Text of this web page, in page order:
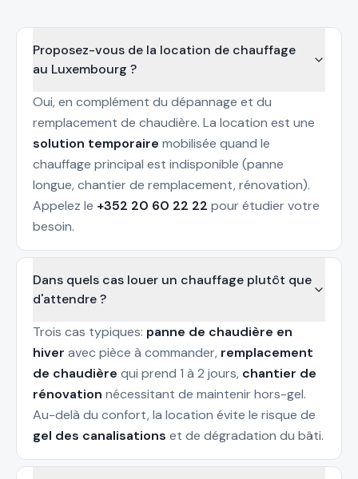
Proposez-vous de la location de chauffage
au Luxembourg ?
Oui, en complément du dépannage et du
remplacement de chaudière. La location est une
solution temporaire mobilisée quand le
chauffage principal est indisponible (panne
longue, chantier de remplacement, rénovation).
Appelez le +352 20 60 22 22 pour étudier votre
besoin.
Dans quels cas louer un chauffage plutôt que
d'attendre ?
Trois cas typiques: panne de chaudière en
hiver avec pièce à commander, remplacement
de chaudière qui prend 1 à 2 jours, chantier de
rénovation nécessitant de maintenir hors-gel.
Au-delà du confort, la location évite le risque de
gel des canalisations et de dégradation du bâti.